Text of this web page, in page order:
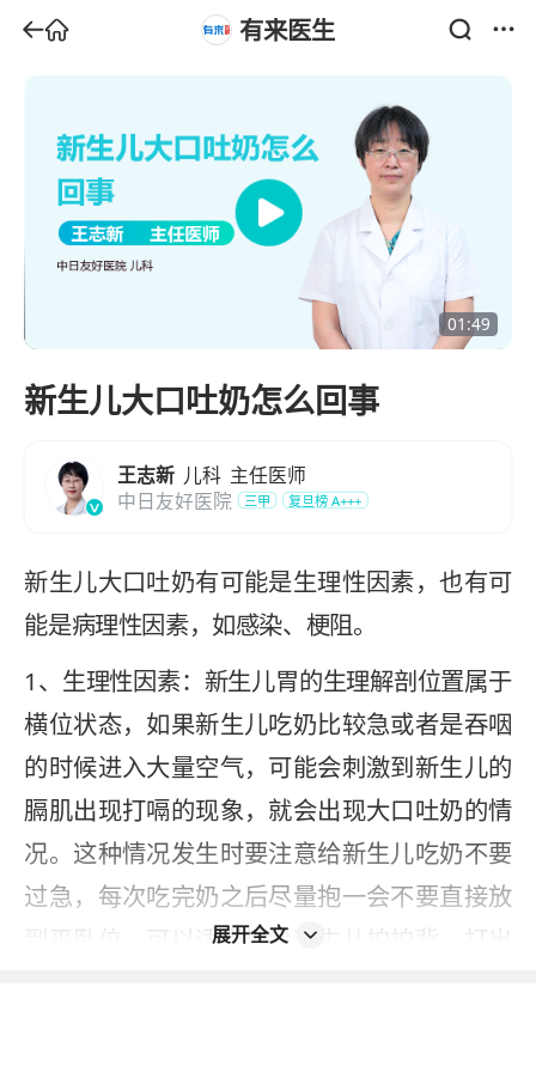
有来医生
01:49
新生儿大口吐奶怎么回事
王志新 儿科 主任医师
中日友好医院
三甲 复旦榜A+++
新生儿大口吐奶有可能是生理性因素，也有可
能是病理性因素，如感染、梗阻。
1、生理性因素：新生儿胃的生理解剖位置属于
横位状态，如果新生儿吃奶比较急或者是吞咽
的时候进入大量空气，可能会刺激到新生儿的
膈肌出现打嗝的现象，就会出现大口吐奶的情
况。这种情况发生时要注意给新生儿吃奶不要
过急，每次吃完奶之后尽量抱一会不要直接放
到平卧位，可以适当地给新生儿拍拍背、打出
展开全文